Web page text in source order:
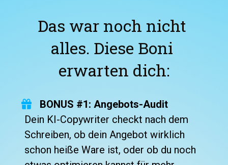
Das war noch nicht
alles. Diese Boni
erwarten dich:
BONUS #1: Angebots-Audit
Dein KI-Copywriter checkt nach dem
Schreiben, ob dein Angebot wirklich
schon heiße Ware ist, oder ob du noch